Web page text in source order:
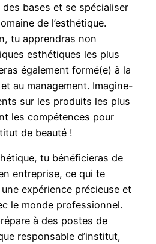
bases et se spécialiser
de l’esthétique.
tu apprendras non
esthétiques les plus
également formé(e) à la
au management. Imagine-
sur les produits les plus
les compétences pour
de beauté !
tu bénéficieras de
entreprise, ce qui te
expérience précieuse et
le monde professionnel.
à des postes de
responsable d’institut,